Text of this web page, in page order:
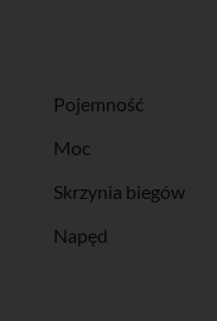
Pojemność
Moc
Skrzynia biegów
Napęd